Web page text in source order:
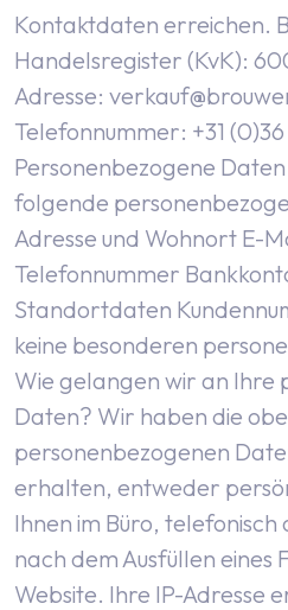
Kontaktdaten erreichen.
Handelsregister (KvK):
Adresse:
Telefonnummer: +31
Personenbezogene Daten
folgende
Adresse und Wohnort E-
Telefonnummer
Standortdaten
keine besonderen
Wie gelangen wir an Ihre
Daten? Wir haben die
personenbezogenen
erhalten, entweder
Ihnen im Büro,
nach dem Ausfüllen eines
Website. Ihre IP-Adresse